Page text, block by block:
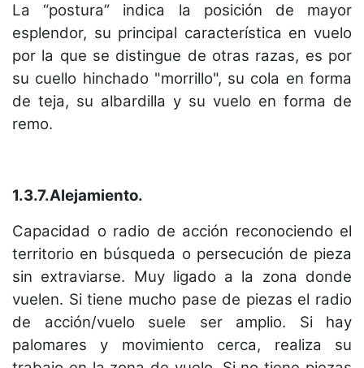
La “postura” indica la posición de mayor
esplendor, su principal característica en vuelo
por la que se distingue de otras razas, es por
su cuello hinchado "morrillo", su cola en forma
de teja, su albardilla y su vuelo en forma de
remo.
1.3.7.Alejamiento.
Capacidad o radio de acción reconociendo el
territorio en búsqueda o persecución de pieza
sin extraviarse. Muy ligado a la zona donde
vuelen. Si tiene mucho pase de piezas el radio
de acción/vuelo suele ser amplio. Si hay
palomares y movimiento cerca, realiza su